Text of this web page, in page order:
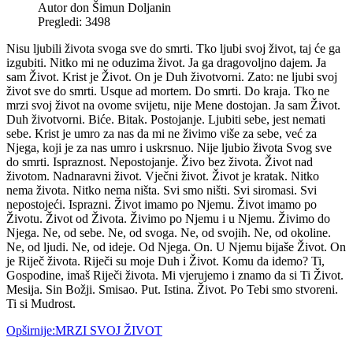
Autor don Šimun Doljanin
Pregledi: 3498
Nisu ljubili života svoga sve do smrti. Tko ljubi svoj život, taj će ga
izgubiti. Nitko mi ne oduzima život. Ja ga dragovoljno dajem. Ja
sam Život. Krist je Život. On je Duh životvorni. Zato: ne ljubi svoj
život sve do smrti. Usque ad mortem. Do smrti. Do kraja. Tko ne
mrzi svoj život na ovome svijetu, nije Mene dostojan. Ja sam Život.
Duh životvorni. Biće. Bitak. Postojanje. Ljubiti sebe, jest nemati
sebe. Krist je umro za nas da mi ne živimo više za sebe, već za
Njega, koji je za nas umro i uskrsnuo. Nije ljubio života Svog sve
do smrti. Ispraznost. Nepostojanje. Živo bez života. Život nad
životom. Nadnaravni život. Vječni život. Život je kratak. Nitko
nema života. Nitko nema ništa. Svi smo ništi. Svi siromasi. Svi
nepostojeći. Isprazni. Život imamo po Njemu. Život imamo po
Životu. Život od Života. Živimo po Njemu i u Njemu. Živimo do
Njega. Ne, od sebe. Ne, od svoga. Ne, od svojih. Ne, od okoline.
Ne, od ljudi. Ne, od ideje. Od Njega. On. U Njemu bijaše Život. On
je Riječ života. Riječi su moje Duh i Život. Komu da idemo? Ti,
Gospodine, imaš Riječi života. Mi vjerujemo i znamo da si Ti Život.
Mesija. Sin Božji. Smisao. Put. Istina. Život. Po Tebi smo stvoreni.
Ti si Mudrost.
Opširnije:MRZI SVOJ ŽIVOT